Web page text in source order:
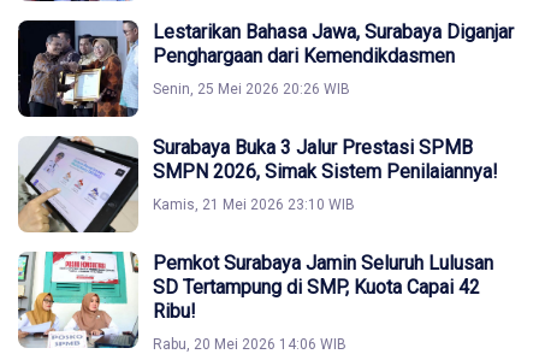
Lestarikan Bahasa Jawa, Surabaya Diganjar
Penghargaan dari Kemendikdasmen
Senin, 25 Mei 2026 20:26 WIB
Surabaya Buka 3 Jalur Prestasi SPMB
SMPN 2026, Simak Sistem Penilaiannya!
Kamis, 21 Mei 2026 23:10 WIB
Pemkot Surabaya Jamin Seluruh Lulusan
SD Tertampung di SMP, Kuota Capai 42
Ribu!
Rabu, 20 Mei 2026 14:06 WIB